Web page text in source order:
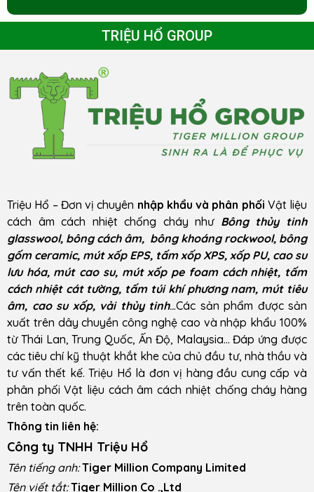
TRIỆU HỔ GROUP
Triệu Hổ – Đơn vị chuyên nhập khẩu và phân phối Vật liệu
cách âm cách nhiệt chống cháy như Bông thủy tinh
glasswool, bông cách âm, bông khoáng rockwool, bông
gốm ceramic, mút xốp EPS, tấm xốp XPS, xốp PU, cao su
lưu hóa, mút cao su, mút xốp pe foam cách nhiệt, tấm
cách nhiệt cát tường, tấm túi khí phương nam, mút tiêu
âm, cao su xốp, vải thủy tinh...Các sản phẩm được sản
xuất trên dây chuyền công nghệ cao và nhập khẩu 100%
từ Thái Lan, Trung Quốc, Ấn Độ, Malaysia… Đáp ứng được
các tiêu chí kỹ thuật khắt khe của chủ đầu tư, nhà thầu và
tư vấn thết kế. Triệu Hổ là đơn vị hàng đầu cung cấp và
phân phối Vật liệu cách âm cách nhiệt chống cháy hàng
trên toàn quốc.
Thông tin liên hệ:
Công ty TNHH Triệu Hổ
Tên tiếng anh: Tiger Million Company Limited
Tên viết tắt: Tiger Million Co .,Ltd